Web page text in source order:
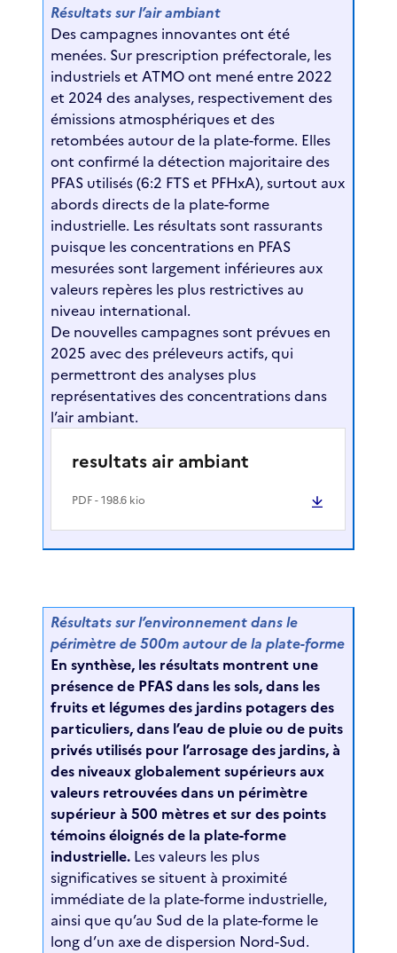
Résultats sur l’air ambiant
Des campagnes innovantes ont été
menées. Sur prescription préfectorale, les
industriels et ATMO ont mené entre 2022
et 2024 des analyses, respectivement des
émissions atmosphériques et des
retombées autour de la plate-forme. Elles
ont confirmé la détection majoritaire des
PFAS utilisés (6:2 FTS et PFHxA), surtout aux
abords directs de la plate-forme
industrielle. Les résultats sont rassurants
puisque les concentrations en PFAS
mesurées sont largement inférieures aux
valeurs repères les plus restrictives au
niveau international.
De nouvelles campagnes sont prévues en
2025 avec des préleveurs actifs, qui
permettront des analyses plus
représentatives des concentrations dans
l’air ambiant.
resultats air ambiant
PDF- 198.6 kio
Résultats sur l’environnement dans le
périmètre de 500m autour de la plate-forme
En synthèse, les résultats montrent une
présence de PFAS dans les sols, dans les
fruits et légumes des jardins potagers des
particuliers, dans l’eau de pluie ou de puits
privés utilisés pour l’arrosage des jardins, à
des niveaux globalement supérieurs aux
valeurs retrouvées dans un périmètre
supérieur à 500 mètres et sur des points
témoins éloignés de la plate-forme
industrielle. Les valeurs les plus
significatives se situent à proximité
immédiate de la plate-forme industrielle,
ainsi que qu’au Sud de la plate-forme le
long d’un axe de dispersion Nord-Sud.